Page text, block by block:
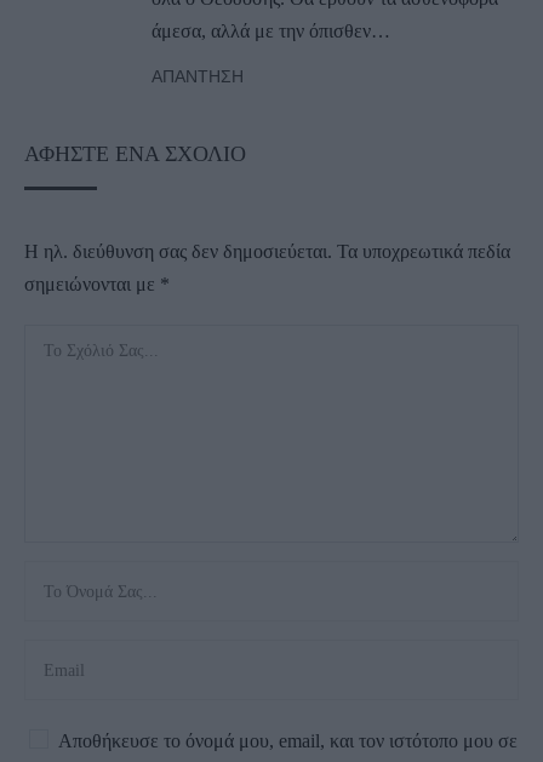
άμεσα, αλλά με την όπισθεν…
ΑΠΆΝΤΗΣΗ
ΑΦΉΣΤΕ ΈΝΑ ΣΧΌΛΙΟ
Η ηλ. διεύθυνση σας δεν δημοσιεύεται. Τα υποχρεωτικά πεδία
σημειώνονται με *
Αποθήκευσε το όνομά μου, email, και τον ιστότοπο μου σε